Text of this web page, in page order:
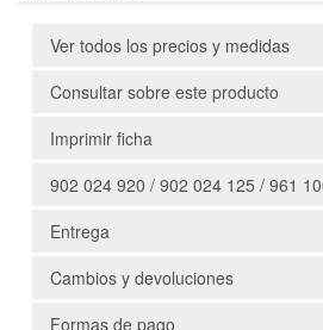
Ver todos los precios y medidas
Consultar sobre este producto
Imprimir ficha
902 024 920 / 902 024 125 / 961
Entrega
Cambios y devoluciones
Formas de pago